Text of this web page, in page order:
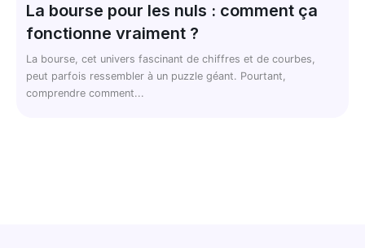
La bourse pour les nuls : comment ça
fonctionne vraiment ?
La bourse, cet univers fascinant de chiffres et de courbes,
peut parfois ressembler à un puzzle géant. Pourtant,
comprendre comment...